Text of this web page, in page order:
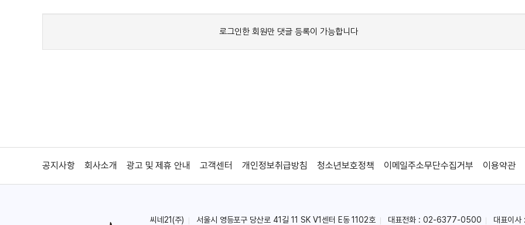
공지사항 회사소개 광고 및 제휴 안내 고객센터 개인정보취급방침 청소년보호정책 이메일주소무단수집거부 이용약관
씨네21(주) 서울시 영등포구 당산로 41길 11 SK V1센터 E동 1102호 대표전화 : 02-6377-0500 대표이사